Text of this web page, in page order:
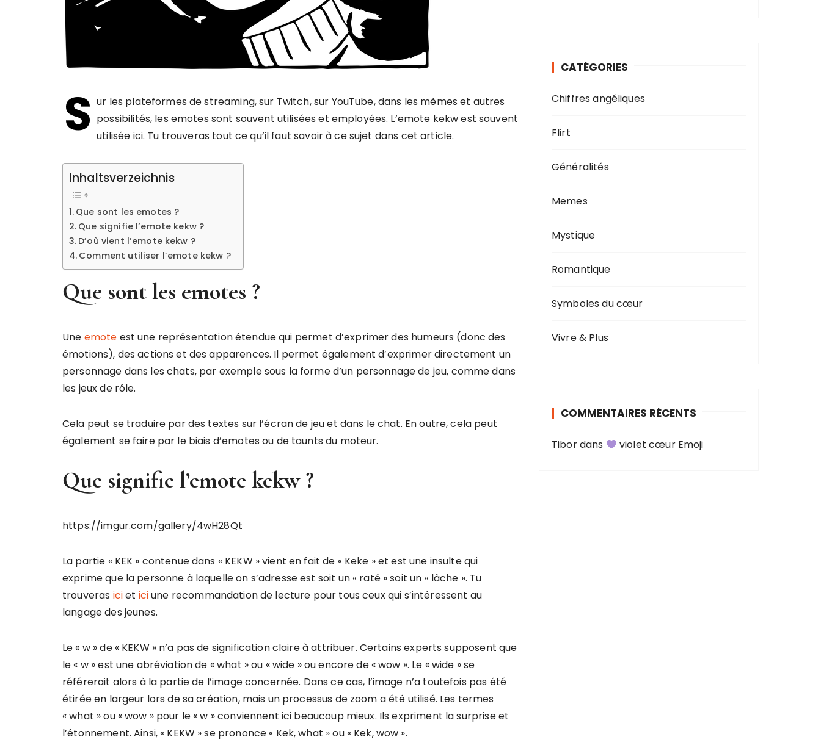
S ur les plateformes de streaming, sur Twitch, sur YouTube, dans les mèmes et autres
possibilités, les emotes sont souvent utilisées et employées. L’emote kekw est souvent
utilisée ici. Tu trouveras tout ce qu’il faut savoir à ce sujet dans cet article.
Inhaltsverzeichnis
Que sont les emotes ?
Que signifie l’emote kekw ?
D’où vient l’emote kekw ?
Comment utiliser l’emote kekw ?
Que sont les emotes ?
Une emote est une représentation étendue qui permet d’exprimer des humeurs (donc des
émotions), des actions et des apparences. Il permet également d’exprimer directement un
personnage dans les chats, par exemple sous la forme d’un personnage de jeu, comme dans
les jeux de rôle.
Cela peut se traduire par des textes sur l’écran de jeu et dans le chat. En outre, cela peut
également se faire par le biais d’emotes ou de taunts du moteur.
Que signifie l’emote kekw ?
https://imgur.com/gallery/4wH28Qt
La partie « KEK » contenue dans « KEKW » vient en fait de « Keke » et est une insulte qui
exprime que la personne à laquelle on s’adresse est soit un « raté » soit un « lâche ». Tu
trouveras iciet iciune recommandation de lecture pour tous ceux qui s’intéressent au
langage des jeunes.
Le « w » de « KEKW » n’a pas de signification claire à attribuer. Certains experts supposent que
le « w » est une abréviation de « what » ou « wide » ou encore de « wow ». Le « wide » se
référerait alors à la partie de l’image concernée. Dans ce cas, l’image n’a toutefois pas été
étirée en largeur lors de sa création, mais un processus de zoom a été utilisé. Les termes
« what » ou « wow » pour le « w » conviennent ici beaucoup mieux. Ils expriment la surprise et
l’étonnement. Ainsi, « KEKW » se prononce « Kek, what » ou « Kek, wow ».
CATÉGORIES
Chiffres angéliques
Flirt
Généralités
Memes
Mystique
Romantique
Symboles du cœur
Vivre & Plus
COMMENTAIRES RÉCENTS
Tibordans violet cœur Emoji